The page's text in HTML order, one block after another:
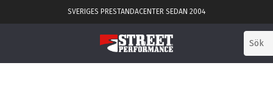
SVERIGES PRESTANDACENTER SEDAN 2004